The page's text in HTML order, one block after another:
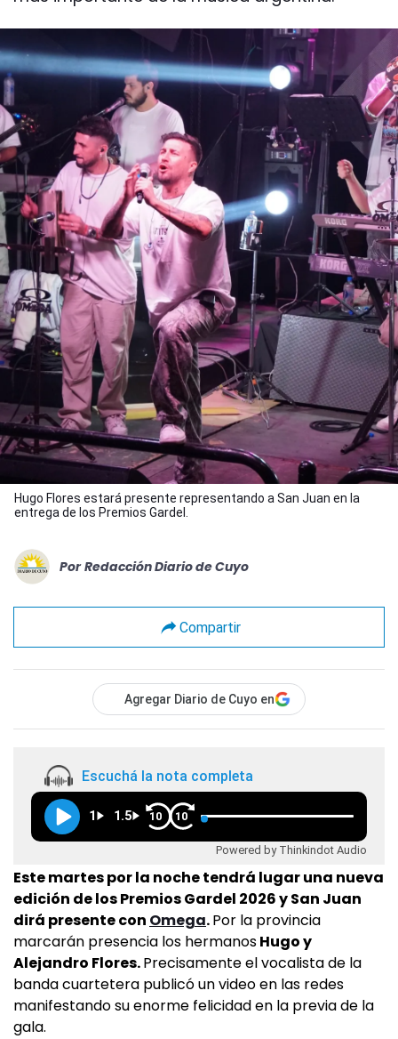
Hugo Flores estará presente representando a San Juan en la
entrega de los Premios Gardel.
Por Redacción Diario de Cuyo
Compartir
Agregar Diario de Cuyo en
Escuchá la nota completa
1 1.5 10 10
Powered by Thinkindot Audio
Este martes por la noche tendrá lugar una nueva
edición de los Premios Gardel 2026 y San Juan
dirá presente con Omega.Por la provincia
marcarán presencia los hermanosHugo y
Alejandro Flores.Precisamente el vocalista de la
banda cuartetera publicó un video en las redes
manifestando su enorme felicidad en la previa de la
gala.